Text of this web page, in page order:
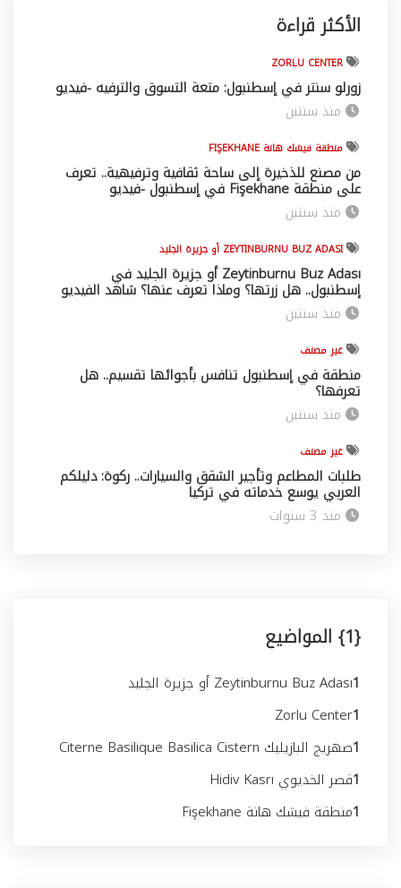
الأكثر قراءة
زورلو سنتر في إسطنبول: متعة التسوق والترفيه -فيديو
منذ سنتين
منطقة فيشك هانة FIŞEKHANE
من مصنع للذخيرة إلى ساحة ثقافية وترفيهية.. تعرف
على منطقة Fişekhane في إسطنبول -فيديو
منذ سنتين
ZEYTINBURNU BUZ ADASI أو جزيرة الجليد
Zeytinburnu Buz Adası أو جزيرة الجليد في
إسطنبول.. هل زرتها؟ وماذا تعرف عنها؟ شاهد الفيديو
منذ سنتين
غير مصنف
منطقة في إسطنبول تنافس بأجوائها تقسيم.. هل
تعرفها؟
منذ سنتين
غير مصنف
طلبات المطاعم وتأجير الشقق والسيارات.. ركوة: دليلكم
العربي يوسع خدماته في تركيا
منذ 3 سنوات
{1} المواضيع
Zeytinburnu Buz Adası أو جزيرة الجليد1
Zorlu Center1
صهريج البازيليك Citerne Basilique Basilica Cistern1
قصر الخديوي Hidiv Kasrı1
منطقة فيشك هانة Fişekhane1